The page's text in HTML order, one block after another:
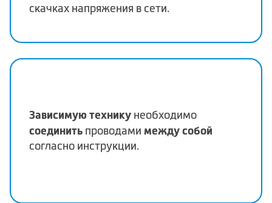
скачках напряжения в сети.
Зависимую технику необходимо
соединить проводами между собой
согласно инструкции.